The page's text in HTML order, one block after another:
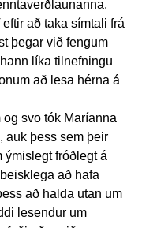
að taka símtali frá
þegar við fengum
líka tilnefningu
að lesa hérna á
svo tók Maríanna
auk þess sem þeir
ýmislegt fróðlegt á
að hafa
að halda utan um
lesendur um